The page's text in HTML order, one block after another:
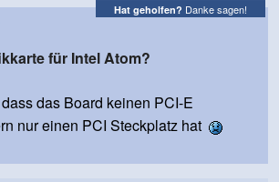
Hat geholfen? Danke sagen!
für Intel Atom?
das Board keinen PCI-E
nur einen PCI Steckplatz hat